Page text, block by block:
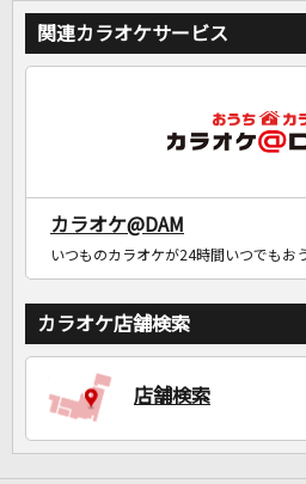
関連カラオケサービス
カラオケ@DAM
いつものカラオケが24時間いつでもお
カラオケ店舗検索
店舗検索